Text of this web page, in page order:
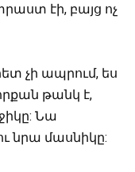
էի, բայց ոչ
չի ապրում, ես
թանկ է,
Նա
նրա մասնիկը: